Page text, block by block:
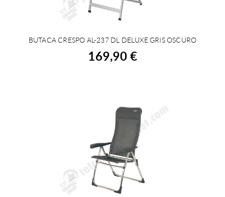
COMPRAR
BUTACA CRESPO AL-237 DL DELUXE GRIS OSCURO
169,90 €